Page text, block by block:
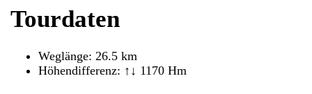
Tourdaten
Weglänge: 26.5 km
Höhendifferenz: ↑↓ 1170 Hm